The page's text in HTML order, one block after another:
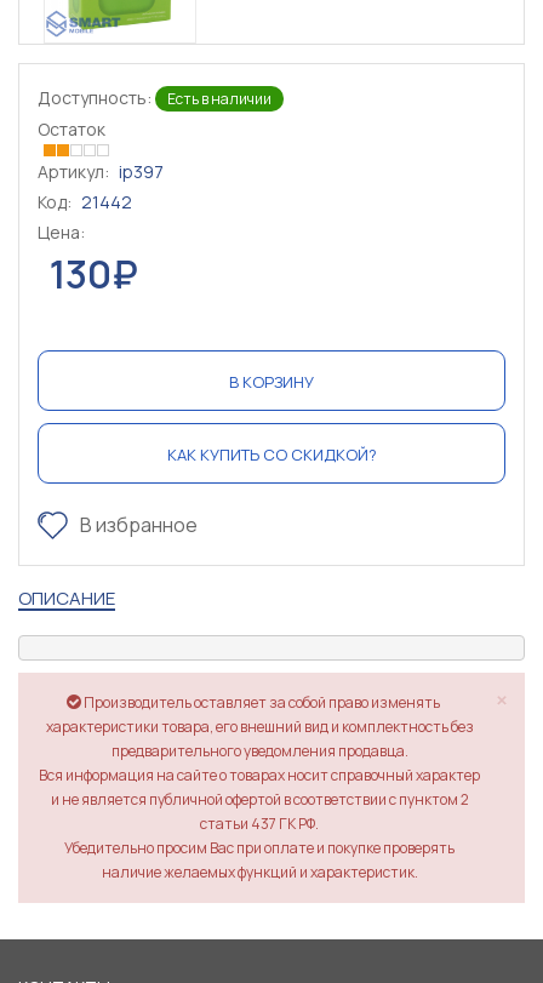
Доступность: Есть в наличии
Остаток
Артикул: ip397
Код: 21442
Цена:
130₽
В КОРЗИНУ
КАК КУПИТЬ СО СКИДКОЙ?
В избранное
ОПИСАНИЕ
×
Производитель оставляет за собой право изменять
характеристики товара, его внешний вид и комплектность без
предварительного уведомления продавца.
Вся информация на сайте о товарах носит справочный характер
и не является публичной офертой в соответствии с пунктом 2
статьи 437 ГК РФ.
Убедительно просим Вас при оплате и покупке проверять
наличие желаемых функций и характеристик.